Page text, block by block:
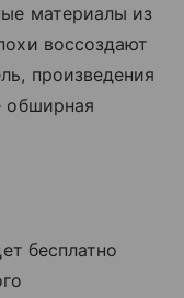
материалы из
воссоздают
произведения
обширная
бесплатно